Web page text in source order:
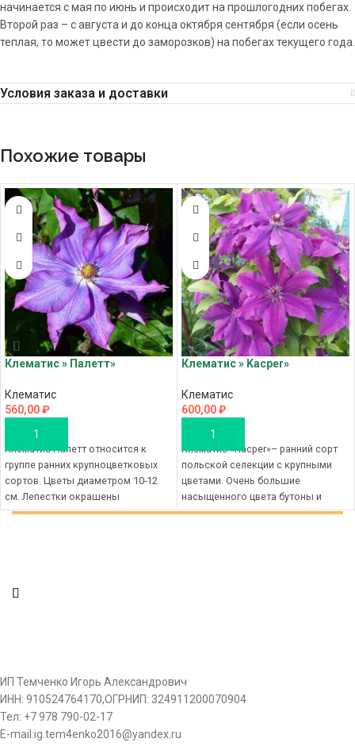
начинается с мая по июнь и происходит на прошлогодних побегах.
Второй раз – с августа и до конца октября сентября (если осень
теплая, то может цвести до заморозков) на побегах текущего года.
Условия заказа и доставки
Похожие товары
Клематис » Палетт»
Клематис
560,00₽
В КОРЗИНУ
Клематис Палетт относится к
группе ранних крупноцветковых
сортов. Цветы диаметром 10-12
см. Лепестки окрашены
неравномерно: у основания почти
Клематис » Kacper»
Клематис
600,00₽
В КОРЗИНУ
Клематис «Kacper»– ранний сорт
польской селекции с крупными
цветами. Очень большие
насыщенного цвета бутоны и
отличная зимостойкость. Цветки
ИП Темченко Игорь Александрович
ИНН: 910524764170,ОГРНИП: 324911200070904
Тел: +7 978 790-02-17
E-mail:ig.tem4enko2016@yandex.ru